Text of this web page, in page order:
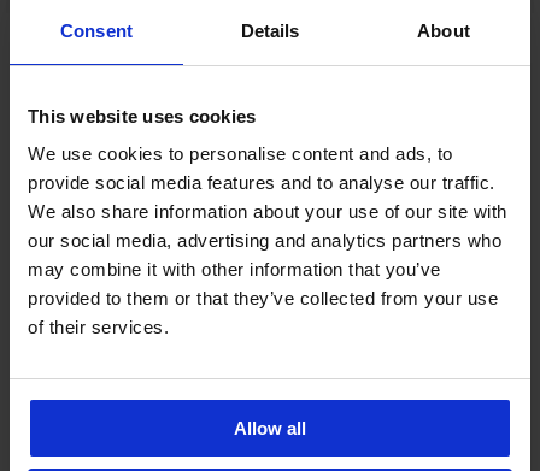
Consent Details About
This website uses cookies
We use cookies to personalise content and ads, to
provide social media features and to analyse our traffic.
We also share information about your use of our site with
our social media, advertising and analytics partners who
may combine it with other information that you’ve
provided to them or that they’ve collected from your use
of their services.
Allow all
4,9
Stahovací
body
Rocia
799
4,8
BESTSELLER
Stahovací
body
899
Kč
4,7
Dámské
stahovací
body
béžové
Kč
4,9
Stahovací
body
Phoebe
s
klínem
999
4,6
Stahovací
body
Angie
Spacer
1 749
4,8
Stahovací
body
s
1 199
Ze stejné kolekce